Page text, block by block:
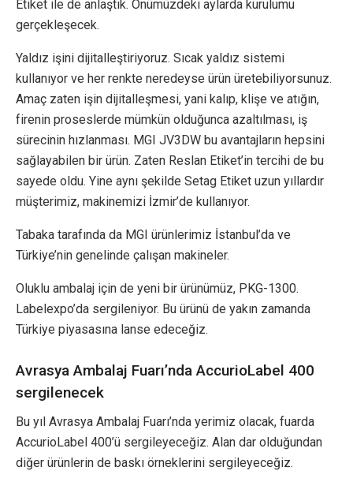
Etiket ile de anlaştık. Önümüzdeki aylarda kurulumu
gerçekleşecek.
Yaldız işini dijitalleştiriyoruz. Sıcak yaldız sistemi
kullanıyor ve her renkte neredeyse ürün üretebiliyorsunuz.
Amaç zaten işin dijitalleşmesi, yani kalıp, klişe ve atığın,
firenin proseslerde mümkün olduğunca azaltılması, iş
sürecinin hızlanması. MGI JV3DW bu avantajların hepsini
sağlayabilen bir ürün. Zaten Reslan Etiket’in tercihi de bu
sayede oldu. Yine aynı şekilde Setag Etiket uzun yıllardır
müşterimiz, makinemizi İzmir’de kullanıyor.
Tabaka tarafında da MGI ürünlerimiz İstanbul’da ve
Türkiye’nin genelinde çalışan makineler.
Oluklu ambalaj için de yeni bir ürünümüz, PKG-1300.
Labelexpo’da sergileniyor. Bu ürünü de yakın zamanda
Türkiye piyasasına lanse edeceğiz.
Avrasya Ambalaj Fuarı’nda AccurioLabel 400
sergilenecek
Bu yıl Avrasya Ambalaj Fuarı’nda yerimiz olacak, fuarda
AccurioLabel 400’ü sergileyeceğiz. Alan dar olduğundan
diğer ürünlerin de baskı örneklerini sergileyeceğiz.